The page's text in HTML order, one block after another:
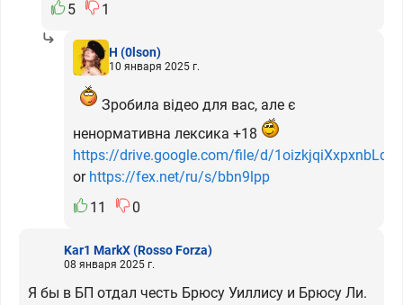
5
1
H (0lson)
10 января 2025 г.
Зробила відео для вас, але є
ненормативна лексика +18
https://drive.google.com/file/d/
or https://fex.net/ru/s/bbn9lpp
11
0
Kar1 MarkX(Rosso Forza)
08 января 2025 г.
Я бы в БП отдал честь Брюсу Уиллису и Брюсу Ли.